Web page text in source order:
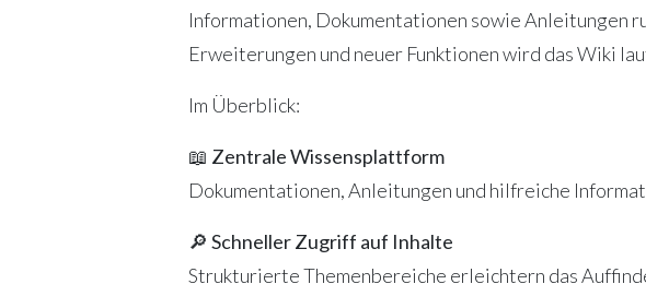
Informationen, Dokumentationen sowie Anleitungen
Erweiterungen und neuer Funktionen wird das Wiki
Im Überblick:
📖 Zentrale Wissensplattform
Dokumentationen, Anleitungen und hilfreiche
🔎 Schneller Zugriff auf Inhalte
Strukturierte Themenbereiche erleichtern das